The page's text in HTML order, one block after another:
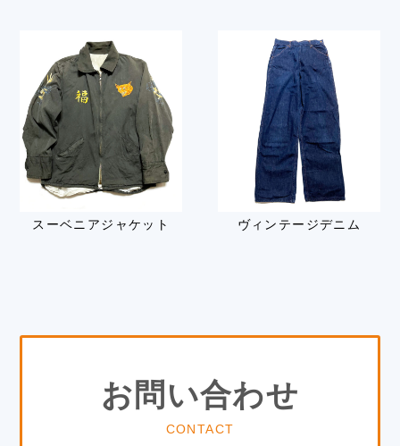
スーベニアジャケット ヴィンテージデニム
お問い合わせ
CONTACT